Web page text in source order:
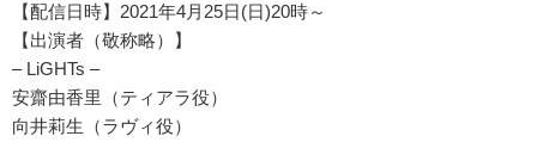
【配信日時】2021年4月25日(日)20時～
【出演者（敬称略）】
– LiGHTs –
安齋由香里（ティアラ役）
向井莉生（ラヴィ役）